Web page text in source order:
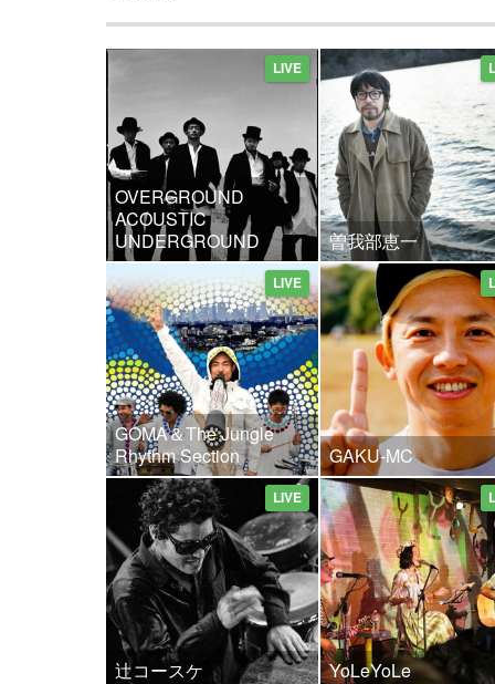
OVERGROUND
ACOUSTIC
UNDERGROUND
LIVE
曽我部恵一
GOMA＆The Jungle
Rhythm Section
LIVE
GAKU-MC
辻コースケ
LIVE
YoLeYoLe